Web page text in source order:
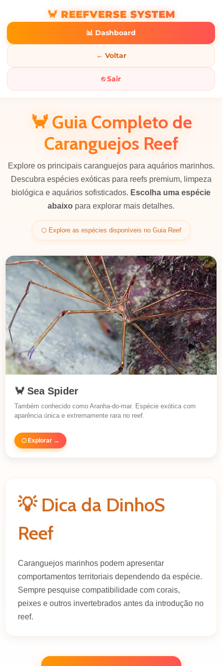
🦀 REEFVERSE SYSTEM
📊 Dashboard
← Voltar
⎋ Sair
🦀 Guia Completo de
Caranguejos Reef
Explore os principais caranguejos para aquários marinhos.
Descubra espécies exóticas para reefs premium, limpeza
biológica e aquários sofisticados. Escolha uma espécie
abaixo para explorar mais detalhes.
⬡ Explore as espécies disponíveis no Guia Reef
🦀 Sea Spider
Também conhecido como Aranha-do-mar. Espécie exótica com
aparência única e extremamente rara no reef.
⬡ Explorar →
💡 Dica da DinhoS
Reef
Caranguejos marinhos podem apresentar
comportamentos territoriais dependendo da espécie.
Sempre pesquise compatibilidade com corais,
peixes e outros invertebrados antes da introdução no
reef.